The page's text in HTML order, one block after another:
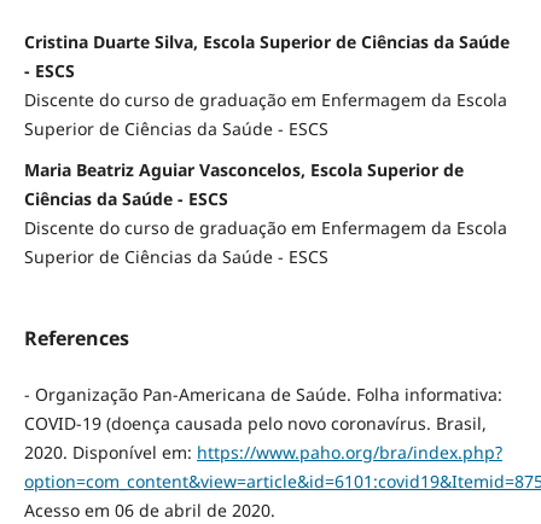
Cristina Duarte Silva, Escola Superior de Ciências da Saúde
- ESCS
Discente do curso de graduação em Enfermagem da Escola
Superior de Ciências da Saúde - ESCS
Maria Beatriz Aguiar Vasconcelos, Escola Superior de
Ciências da Saúde - ESCS
Discente do curso de graduação em Enfermagem da Escola
Superior de Ciências da Saúde - ESCS
References
- Organização Pan-Americana de Saúde. Folha informativa:
COVID-19 (doença causada pelo novo coronavírus. Brasil,
2020. Disponível em: https://www.paho.org/bra/index.php?
Acesso em 06 de abril de 2020.